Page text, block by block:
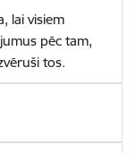
lai visiem
pēc tam,
tos.